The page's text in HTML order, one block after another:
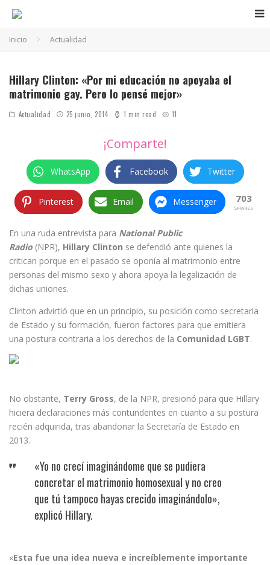
Inicio Actualidad
Hillary Clinton: «Por mi educación no apoyaba el
matrimonio gay. Pero lo pensé mejor»
Actualidad 25 junio, 2014 1 min read 11
¡Comparte!
WhatsApp Facebook Twitter
Pinterest Email Messenger 703
SHARES
En una ruda entrevista para National Public
Radio (NPR), Hillary Clinton se defendió ante quienes la
critican porque en el pasado se oponía al matrimonio entre
personas del mismo sexo y ahora apoya la legalización de
dichas uniones.
Clinton advirtió que en un principio, su posición como secretaria
de Estado y su formación, fueron factores para que emitiera
una postura contraria a los derechos de la Comunidad LGBT.
No obstante, Terry Gross, de la NPR, presionó para que Hillary
hiciera declaraciones más contundentes en cuanto a su postura
recién adquirida, tras abandonar la Secretaría de Estado en
2013.
«Yo no crecí imaginándome que se pudiera
concretar el matrimonio homosexual y no creo
que tú tampoco hayas crecido imaginándolo»,
explicó Hillary.
«Esta fue una idea nueva e increíblemente importante